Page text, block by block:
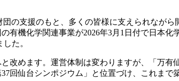
の支援のもと、多くの皆様に支えられながら
有機化学関連事業が2026年3月1日付で日本
た。
改めます。運営体制は変わりますが、「万
回仙台シンポジウム」と位置づけ、これまで